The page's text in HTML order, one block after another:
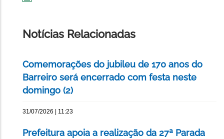
Notícias Relacionadas
Comemorações do jubileu de 170 anos do
Barreiro será encerrado com festa neste
domingo (2)
31/07/2026 | 11:23
Prefeitura apoia a realização da 27ª Parada